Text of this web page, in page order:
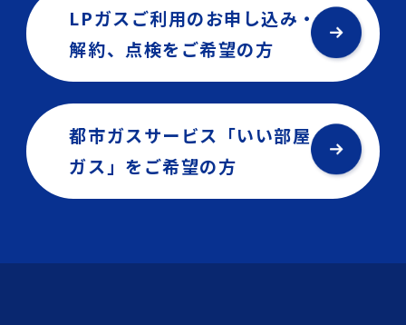
LPガスご利用のお申し込み・
解約、点検を ご希望の方
都市ガスサービス「いい部屋
ガス」を ご希望の方